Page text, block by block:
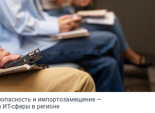
и импортозамещение —
ИТ-сферы в регионе